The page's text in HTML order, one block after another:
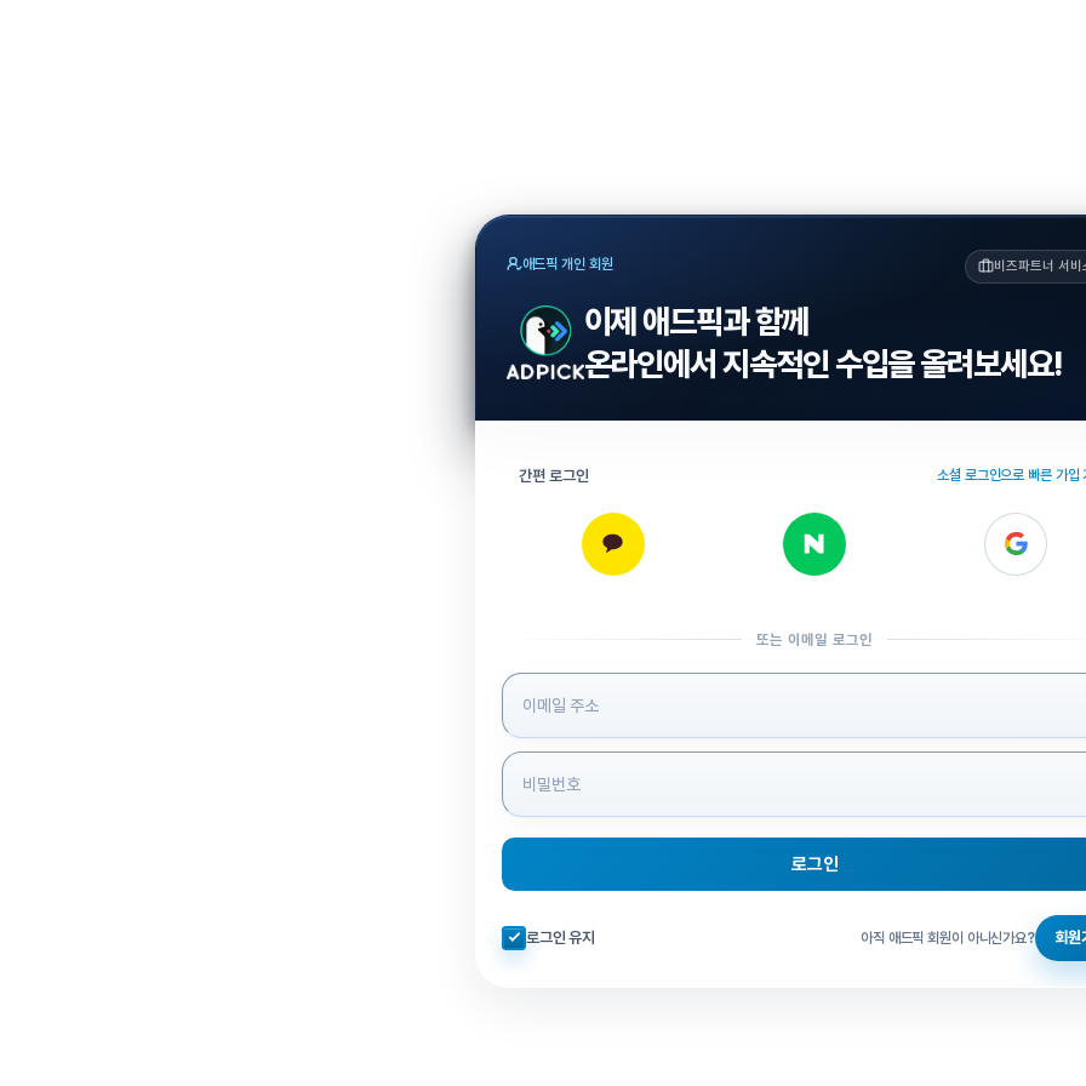
애드픽 개인 회원 비즈파트너 서비
이제 애드픽과 함께
온라인에서 지속적인 수입을 올려보세요!
간편 로그인 소셜 로그인으로 빠른 가입
또는 이메일 로그인
로그인 정보 입력
로그인
자동로그인 체크
로그인 유지 아직 애드픽 회원이 아니신가요? 회원